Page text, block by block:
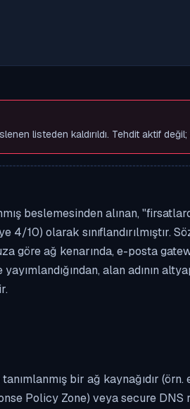
listeden kaldırıldı. Tehdit aktif değil;
beslemesinden alınan,
10) olarak
göre ağ kenarında, e-posta
alan adının
bir ağ kaynağıdır
Policy Zone) veya secure